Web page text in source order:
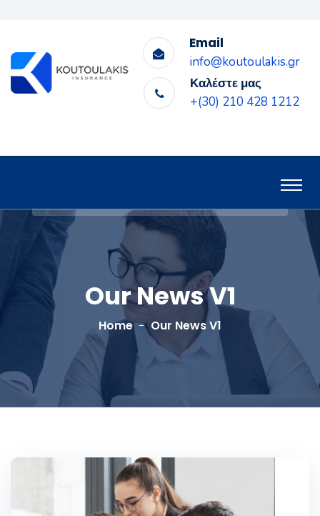
Email
info@koutoulakis.gr
Καλέστε μας
+(30) 210 428 1212
Our News V1
Home Our News V1